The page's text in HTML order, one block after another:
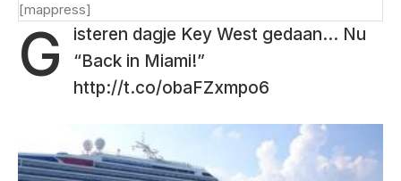
G
isteren dagje Key West gedaan… Nu
“Back in Miami!”
http://t.co/obaFZxmpo6
[mappress]